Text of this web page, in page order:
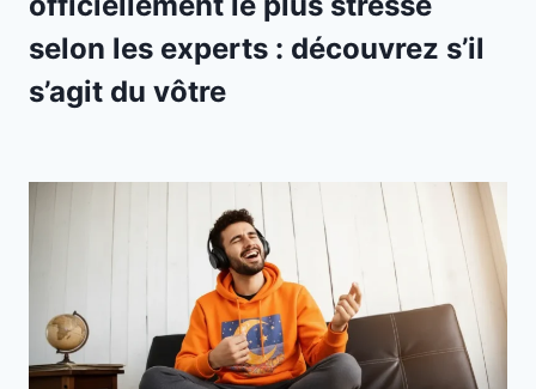
selon les experts : découvrez s’il
s’agit du vôtre